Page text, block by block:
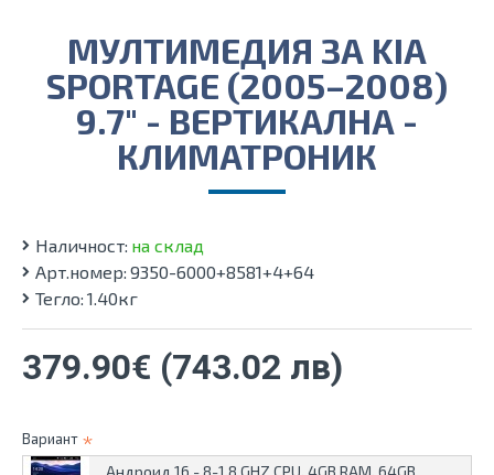
МУЛТИМЕДИЯ ЗА KIA
SPORTAGE (2005–2008)
9.7″ - ВЕРТИКАЛНА -
КЛИМАТРОНИК
Наличност: на склад
Арт.номер: 9350-6000+8581+4+64
Тегло: 1.40кг
379.90€ (743.02 лв)
Вариант
Андроид 16 - 8-1,8 GHZ CPU, 4GB RAM, 64GB